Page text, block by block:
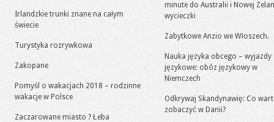
Irlandzkie trunki znane na całym
świecie
Turystyka rozrywkowa
Zakopane
Pomyśl o wakacjach 2018 – rodzinne
wakacje w Polsce
Zaczarowane miasto ? Łeba
minute do Australii i Nowej
wycieczki
Zabytkowe Anzio we Włoszech.
Nauka języka obcego – wyjazdy
językowe: obóz językowy w
Niemczech
Odkrywaj Skandynawię: Co
zobaczyć w Danii?